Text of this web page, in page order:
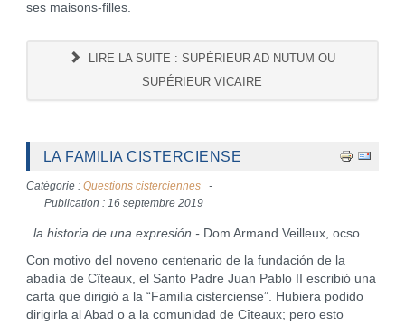
ses maisons-filles.
LIRE LA SUITE : SUPÉRIEUR AD NUTUM OU
SUPÉRIEUR VICAIRE
LA FAMILIA CISTERCIENSE
Catégorie : Questions cisterciennes
Publication : 16 septembre 2019
la historia de una expresión - Dom Armand Veilleux, ocso
Con motivo del noveno centenario de la fundación de la
abadía de Cîteaux, el Santo Padre Juan Pablo II escribió una
carta que dirigió a la “Familia cisterciense”. Hubiera podido
dirigirla al Abad o a la comunidad de Cîteaux; pero esto